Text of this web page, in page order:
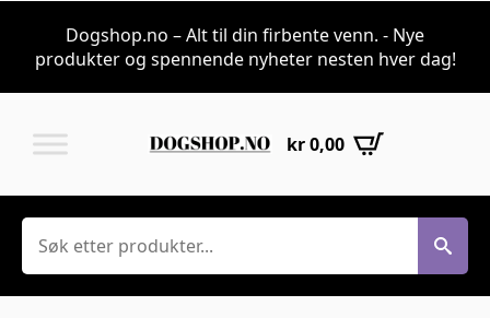
Dogshop.no – Alt til din firbente venn. - Nye
produkter og spennende nyheter nesten hver dag!
kr0,00
Søk